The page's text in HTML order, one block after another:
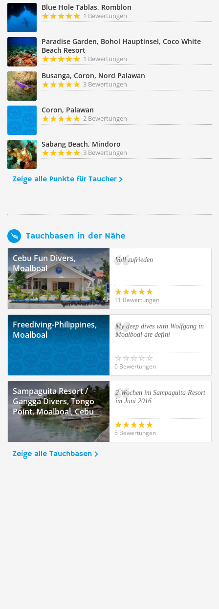
Blue Hole Tablas, Romblon
1 Bewertungen
Paradise Garden, Bohol Hauptinsel, Coco White
Beach Resort
1 Bewertungen
Busanga, Coron, Nord Palawan
3 Bewertungen
Coron, Palawan
2 Bewertungen
Sabang Beach, Mindoro
3 Bewertungen
Zeige alle Punkte für Taucher
Tauchbasen in der Nähe
Cebu Fun Divers,
Moalboal
Voll zufrieden
11 Bewertungen
Freediving-Philippines,
Moalboal
My deep dives with Wolfgang in
Moalboal are defini
0 Bewertungen
Sampaguita Resort /
Gangga Divers, Tongo
Point, Moalboal, Cebu
Island
2 Wochen im Sampaguita Resort
im Juni 2016
5 Bewertungen
Zeige alle Tauchbasen